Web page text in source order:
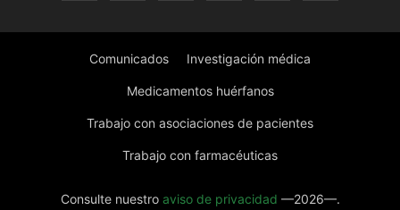
Comunicados Investigación médica
Medicamentos huérfanos
Trabajo con asociaciones de pacientes
Trabajo con farmacéuticas
Consulte nuestro aviso de privacidad —2026—.